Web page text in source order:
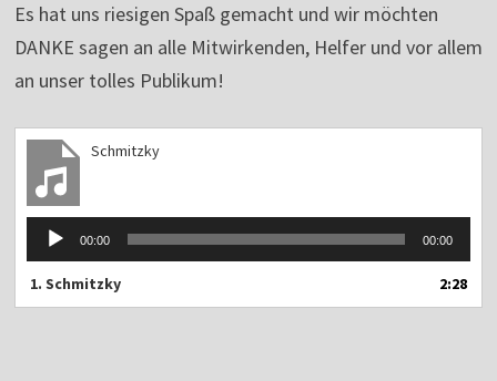
Es hat uns riesigen Spaß gemacht und wir möchten
DANKE sagen an alle Mitwirkenden, Helfer und vor allem
an unser tolles Publikum!
Schmitzky
Audio-
Player
00:00 00:00
1. Schmitzky 2:28